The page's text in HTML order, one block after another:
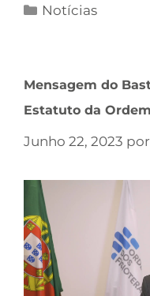
Notícias
Mensagem do
Estatuto da
Junho 22, 2023 por